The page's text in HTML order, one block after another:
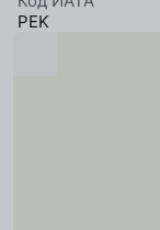
PEK